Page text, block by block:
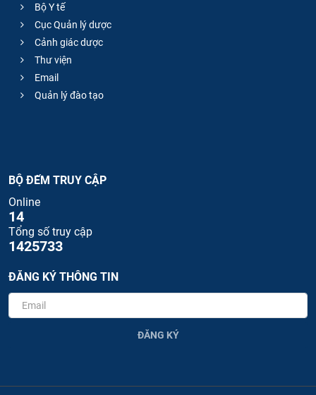
Bộ Y tế
Cục Quản lý dược
Cảnh giác dược
Thư viện
Email
Quản lý đào tạo
BỘ ĐẾM TRUY CẬP
Online
14
Tổng số truy cập
1425733
ĐĂNG KÝ THÔNG TIN
ĐĂNG KÝ